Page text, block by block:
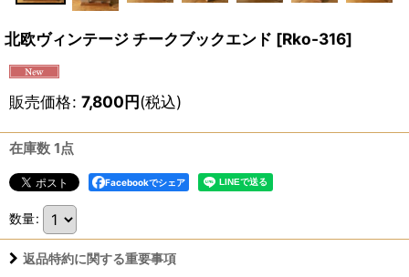
北欧ヴィンテージ チークブックエンド [Rko-316]
販売価格: 7,800円(税込)
在庫数 1点
Facebookでシェア
数量:
返品特約に関する重要事項